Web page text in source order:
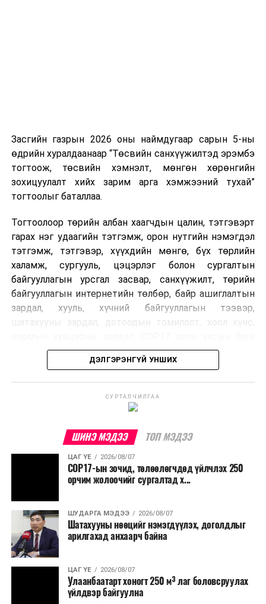
Шинэ хууль Францын зах зээлд үйлчилдэг гадаадын
дуудлагын төвүүдэд нөлөөлөхөөр байна. Тухайлбал,
Мароккогийн дуудлагын төвүүдийн орлогын 80 гаруй
хувь Францын зах зээлээс бүрддэг бөгөөд тус улсын
40–50 мянган ажлын байр эрсдэлд орж болзошгүйг
Засгийн газрын 2026 оны наймдугаар сарын 5-ны
өдрийн хуралдаанаар “Төсвийн санхүүжилтэд эрэмбэ
тогтоож, төсвийн хэмнэлт, мөнгөн хөрөнгийн
зохицуулалт хийх зарим арга хэмжээний тухай”
тогтоолыг баталлаа.
Тогтоолоор төрийн албан хаагчдын цалин, тэтгэвэрт
гарах нэг удаагийн тэтгэмж, орон нутгийн нэмэгдэл
тэтгэмж, тэтгэвэр, хүүхдийн мөнгө, бүх төрлийн
халамж, сургууль, цэцэрлэг болон сургалтын
байгууллагын урсгал засвар, санхүүжилт, төрийн
байгууллагын интернетийн төлбөр, байр ашиглалтын
зардал, хууль, хүчний байгууллагын тээвэр,
хурлын зардал, Засгийн газрын өр, орон нутгийн нөөц
хөрөнгийн санхүүжилтийг хэвийн үргэлжлүүлэхээр
шийдвэрлэжээ.
Харин дараах зардлыг хязгаарлахаар болсон байна.
шийдвэртэйгээс бусад хурал, зөвлөгөөн, ой,
тэмдэглэлт өдөр, найр наадам, соёлын арга
Урьдчилан төлөвлөсөн төрийн өндөр албан
тушаалтны томилолтоос бусад гадаад
томилолт, гадаадын зочин хүлээн авах зардал;
Зайлшгүй шаардлагагүй тоног төхөөрөмж,
тавилга, автомашин худалдан авах;
Батлан хамгаалах, хууль зүйн салбараас бусад
ДЭЛГЭРЭНГҮЙ УНШИХ
СУРТАЛЧИЛГАА
ШИНЭ МЭДЭЭ ТОП МЭДЭЭ
ЦАГ ҮЕ 2026/08/07
COP17-ын зочид, төлөөлөгчдөд үйлчлэх 250
орчим жолоочийг сургалтад х...
ШУДАРГА МЭДЭЭ 2026/08/07
Шатахууны нөөцийг нэмэгдүүлэх, доголдлыг
арилгахад анхаарч байна
ЦАГ ҮЕ 2026/08/07
Улаанбаатарт хоногт 250 м³ лаг боловсруулах
үйлдвэр байгуулна